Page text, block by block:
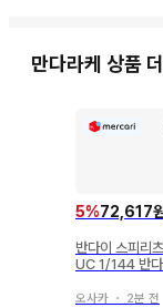
상품에는 가격표
개봉품 중, 음성
동 확인이 완료되
기하고 있습니다.
만다라케 상품
5%72,617
반다이 스피리
UC 1/144 반
사양 (A.O.Z
오사카 ・ 2분 전